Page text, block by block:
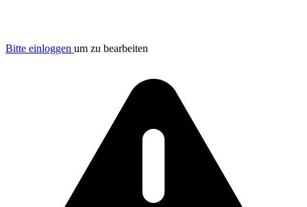
Bitte einloggen um zu bearbeiten